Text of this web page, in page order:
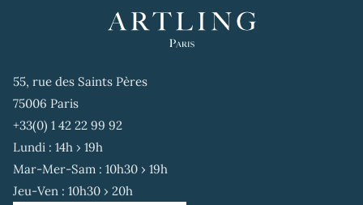
55, rue des Saints Pères
75006 Paris
+33(0) 1 42 22 99 92
Lundi : 14h › 19h
Mar-Mer-Sam : 10h30 › 19h
Jeu-Ven : 10h30 › 20h